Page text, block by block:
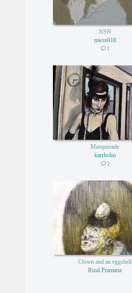
NSN
mieze018
1
Masquerade
karrholm
2
Clown and an eggshell
Rizal Pramana